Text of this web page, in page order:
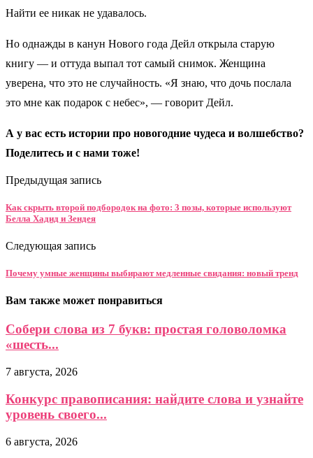
Найти ее никак не удавалось.
Но однажды в канун Нового года Дейл открыла старую
книгу — и оттуда выпал тот самый снимок. Женщина
уверена, что это не случайность. «Я знаю, что дочь послала
это мне как подарок с небес», — говорит Дейл.
А у вас есть истории про новогодние чудеса и волшебство?
Поделитесь и с нами тоже!
Предыдущая запись
Как скрыть второй подбородок на фото: 3 позы, которые используют
Белла Хадид и Зендея
Следующая запись
Почему умные женщины выбирают медленные свидания: новый тренд
Вам также может понравиться
Собери слова из 7 букв: простая головоломка
«шесть...
7 августа, 2026
Конкурс правописания: найдите слова и узнайте
уровень своего...
6 августа, 2026